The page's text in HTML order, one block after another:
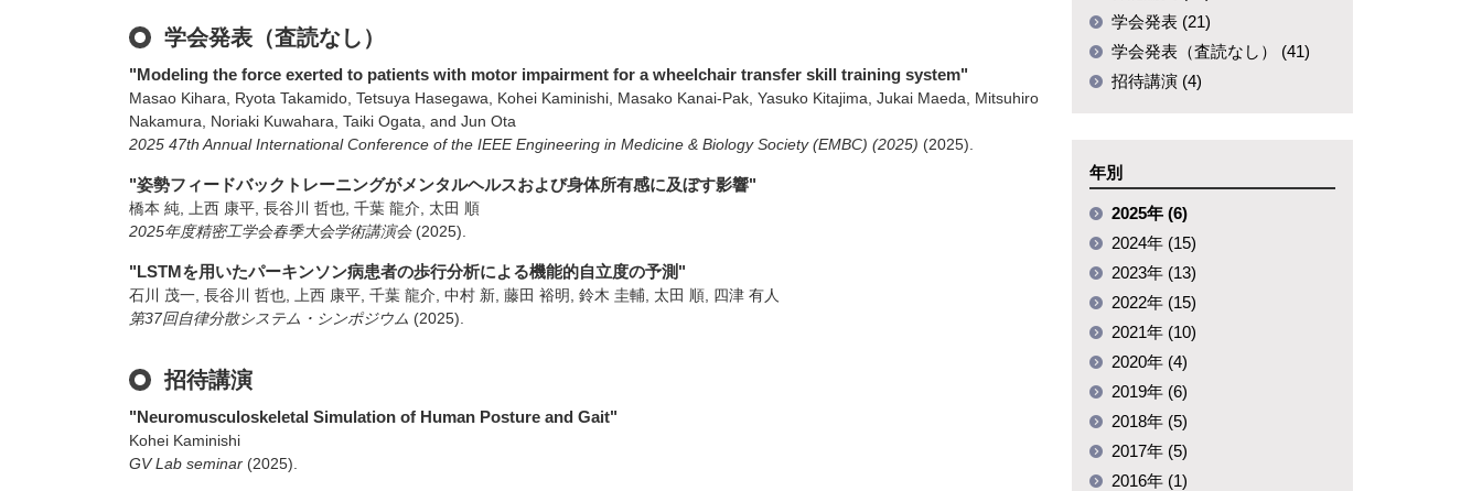
学会発表（査読なし）
"Modeling the force exerted to patients with motor impairment for a wheelchair transfer skill training system"
Masao Kihara, Ryota Takamido, Tetsuya Hasegawa, Kohei Kaminishi, Masako Kanai-Pak, Yasuko Kitajima, Jukai Maeda, Mitsuhiro
Nakamura, Noriaki Kuwahara, Taiki Ogata, and Jun Ota
2025 47th Annual International Conference of the IEEE Engineering in Medicine & Biology Society (EMBC) (2025) (2025)
"姿勢フィードバックトレーニングがメンタルヘルスおよび身体所有感に及ぼす影響"
橋本 純, 上西 康平, 長谷川 哲也, 千葉 龍介, 太田 順
2025年度精密工学会春季大会学術講演会 (2025)
"LSTMを用いたパーキンソン病患者の歩行分析による機能的自立度の予測"
石川 茂一, 長谷川 哲也, 上西 康平, 千葉 龍介, 中村 新, 藤田 裕明, 鈴木 圭輔, 太田 順, 四津 有人
第37回自律分散システム・シンポジウム (2025)
招待講演
"Neuromusculoskeletal Simulation of Human Posture and Gait"
Kohei Kaminishi
GV Lab seminar (2025)
学会発表 (21)
学会発表（査読なし） (41)
招待講演 (4)
年別
2025年 (6)
2024年 (15)
2023年 (13)
2022年 (15)
2021年 (10)
2020年 (4)
2019年 (6)
2018年 (5)
2017年 (5)
2016年 (1)